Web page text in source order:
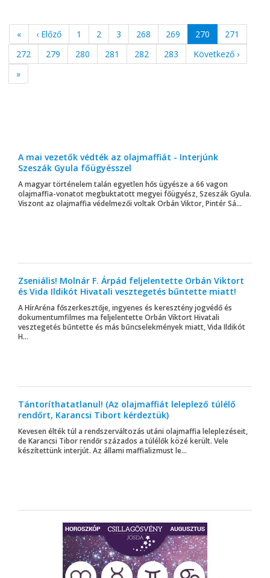
« ‹ Előző 1 2 3 268 269 270
271
272
279 280 281 282 283
Következő ›
»
A mai vezetők védték az olajmaffiát - Interjúnk
Szeszák Gyula főügyésszel
A magyar történelem talán egyetlen hős ügyésze a 66 vagon
olajmaffia-vonatot megbuktatott megyei főügyész, Szeszák Gyula.
Viszont az olajmaffia védelmezői voltak Orbán Viktor, Pintér Sá...
Zseniális! Molnár F. Árpád feljelentette Orbán Viktort
és Vida Ildikót Hivatali vesztegetés bűntette miatt!
A HírAréna főszerkesztője, ingyenes és keresztény jogvédő és
dokumentumfilmes ma feljelentette Orbán Viktort Hivatali
vesztegetés bűntette és más bűncselekmények miatt, Vida Ildikót
H...
Tántoríthatatlanul! (Az olajmaffiát leleplező túlélő
rendőrt, Karancsi Tibort kérdeztük)
Kevesen élték túl a rendszerváltozás utáni olajmaffia leleplezéseit,
de Karancsi Tibor rendőr százados a túlélők közé került. Vele
készítettünk interjút. Az állami maffializmust le...